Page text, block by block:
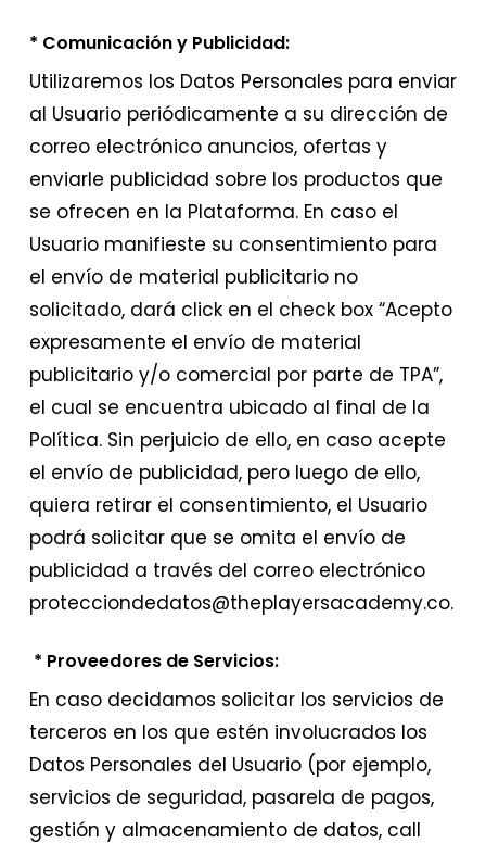
* Comunicación y Publicidad:
Utilizaremos los Datos Personales para enviar
al Usuario periódicamente a su dirección de
correo electrónico anuncios, ofertas y
enviarle publicidad sobre los productos que
se ofrecen en la Plataforma. En caso el
Usuario manifieste su consentimiento para
el envío de material publicitario no
solicitado, dará click en el check box “Acepto
expresamente el envío de material
publicitario y/o comercial por parte de TPA”,
el cual se encuentra ubicado al final de la
Política. Sin perjuicio de ello, en caso acepte
el envío de publicidad, pero luego de ello,
quiera retirar el consentimiento, el Usuario
podrá solicitar que se omita el envío de
publicidad a través del correo electrónico
protecciondedatos@theplayersacademy.co.
* Proveedores de Servicios:
En caso decidamos solicitar los servicios de
terceros en los que estén involucrados los
Datos Personales del Usuario (por ejemplo,
servicios de seguridad, pasarela de pagos,
gestión y almacenamiento de datos, call